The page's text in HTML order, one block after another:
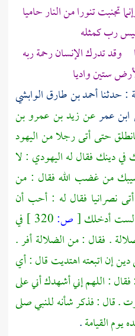
تنورا من النار حاميا
رب كمثله
وقد تدرك الإنسان رحمة ربه
ستين واديا
: حدثناأحمد بن طارق الوابشي
ابن عمرعنزيد بن عمرو بن
فانطلق حتى أتى رجلا مناليهود
دينك فقال له اليهودي : لا
من غضب الله فقال : من
نصرانيا فقال له : أحب أن
أدخلك[ص:
في
. فقال : من الضلالة أفر .
دين إن اتبعته اهتديت قال : أي
: اللهم إني أشهدك أني على
. قال : فذكر شأنه للنبي صلى
يوم القيامة.